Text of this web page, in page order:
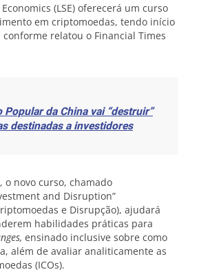
(LSE) oferecerá um curso
em criptomoedas, tendo início
conforme relatou o Financial Times
Popular da China vai “destruir”
destinadas a investidores
o novo curso, chamado
and Disruption”
e Disrupção), ajudará
habilidades práticas para
ensinado inclusive sobre como
além de avaliar analiticamente as
(ICOs).